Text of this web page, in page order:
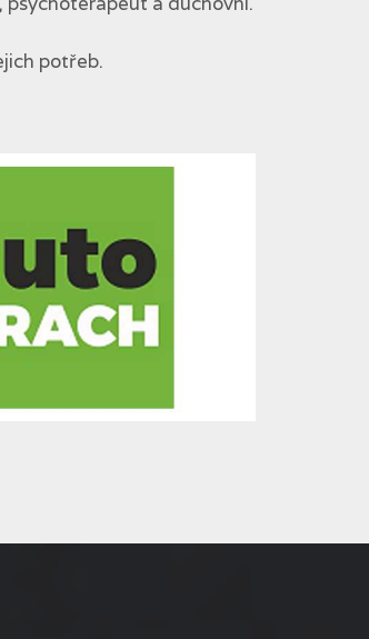
potřeb.